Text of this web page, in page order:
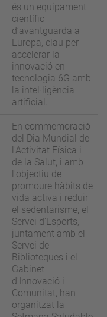
és un equipament
científic
d’avantguarda a
Europa, clau per
accelerar la
innovació en
tecnologia 6G amb
la intel·ligència
artificial.
En commemoració
del Dia Mundial de
l'Activitat Física i
de la Salut, i amb
l'objectiu de
promoure hàbits de
vida activa i reduir
el sedentarisme, el
Servei d'Esports,
juntament amb el
Servei de
Biblioteques i el
Gabinet
d'Innovació i
Comunitat, han
organitzat la